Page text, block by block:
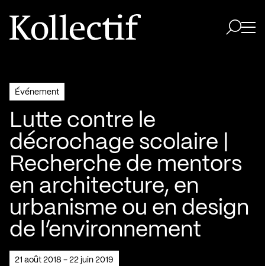
Aller à la page d'accueil
Logo Kollectif
Événement
Lutte contre le
décrochage scolaire |
Recherche de mentors
en architecture, en
urbanisme ou en design
de l’environnement
21 août 2018 - 22 juin 2019